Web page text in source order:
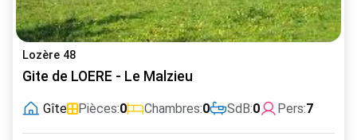
Lozère 48
Gite de LOERE - Le Malzieu
Gîte Pièces:0 Chambres:0 SdB:0 Pers:7